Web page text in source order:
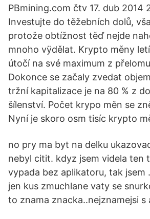
PBmining.com čtv 17. dub 2014
Investujte do těžebních dolů,
protože obtížnost těď nejde
mnoho vÿdělat. Krypto měny
útočí na své maximum z
Dokonce se začaly zvedat
tržní kapitalizace je na 80 % z
šílenství. Počet krypo měn se
Nyní je skoro osm tisíc krypto
no pry ma byt na delku
nebyl citit. kdyz jsem videla ten
vypada bez aplikatoru, tak jsem
jen kus zmuchlane vaty se
to znama znacka..nejznamejsi s